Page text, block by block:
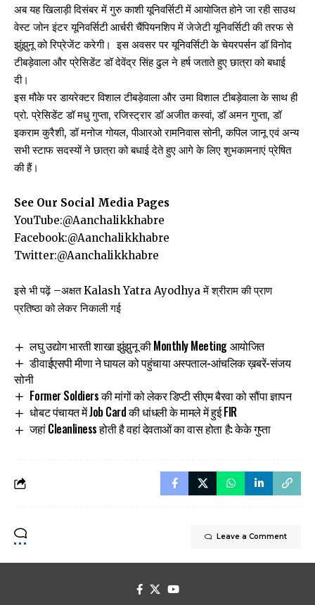
अब यह खिलाड़ी दिसंबर में गुरु काशी यूनिवर्सिटी में आयोजित होने जा रही साउथ
वेस्ट जोन इंटर यूनिवर्सिटी आर्चरी चैंपियनशिप में जेजेटी यूनिवर्सिटी की तरफ से
झुंझुनू को रिप्रेजेंट करेगी। इस अवसर पर यूनिवर्सिटी के चेयरपर्सन डॉ विनोद
टीबड़ेवाला और प्रेसिडेंट डॉ देवेंद्र सिंह ढुल ने हर्ष जताते हुए छात्रा को बधाई
दी।
इस मौके पर डायरेक्टर विशाल टीबड़ेवाला और उमा विशाल टीबड़ेवाला के साथ ही
प्रो. प्रेसिडेंट डॉ मधु गुप्ता, रजिस्ट्रार डॉ अजीत कस्वां, डॉ अमन गुप्ता, डॉ
इकराम कुरैशी, डॉ मनोज गोयल, पीआरओ रामनिवास सोनी, कपिल जानू एवं अन्य
सभी स्टाफ सदस्यों ने छात्रा को बधाई देते हुए आगे के लिए शुभकामनाएं प्रेषित
की हैं।
See Our Social Media Pages
YouTube:@Aanchalikkhabre
Facebook:@Aanchalikkhabre
Twitter:@Aanchalikkhabre
इसे भी पढ़ें –अक्षत Kalash Yatra Ayodhya में श्रीराम की प्राण
प्रतिष्ठा को लेकर निकाली गई
लघु उद्योग भारती शाखा झुंझुनू की Monthly Meeting आयोजित
डीवाईएसपी मीणा ने घायल को पहुंचाया अस्पताल-आंचलिक ख़बरें-संजय
सोनी
Former Soldiers की मांगों को लेकर डिप्टी सीएम बैरवा को सौंपा ज्ञापन
धोबट पंचायत में Job Card की धांधली के मामले में हुई FIR
जहां Cleanliness होती है वहां देवताओं का वास होता है: केके गुप्ता
Leave a Comment